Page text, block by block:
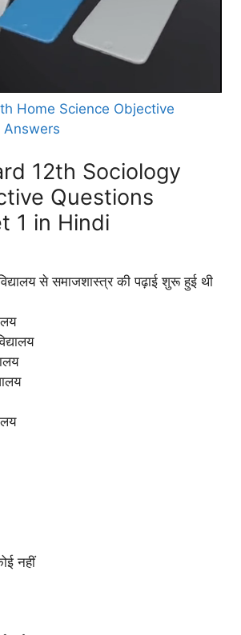
Home Science Objective
Answers
12th Sociology
Questions
1 in Hindi
से समाजशास्त्र की पढ़ाई शुरू हुई थी
नहीं